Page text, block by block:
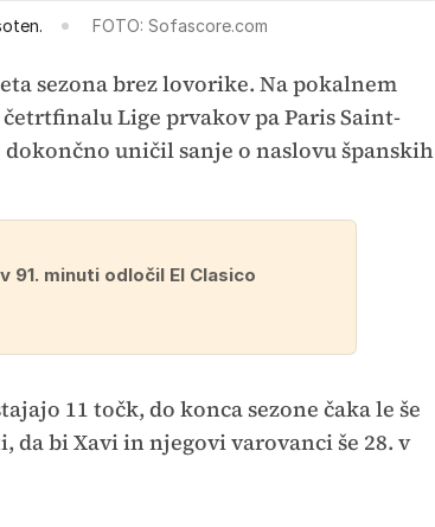
FOTO: Sofascore.com
sezona brez lovorike. Na pokalnem
Lige prvakov pa Paris Saint-
uničil sanje o naslovu španskih
91. minuti odločil El Clasico
11 točk, do konca sezone čaka le še
da bi Xavi in njegovi varovanci še 28. v